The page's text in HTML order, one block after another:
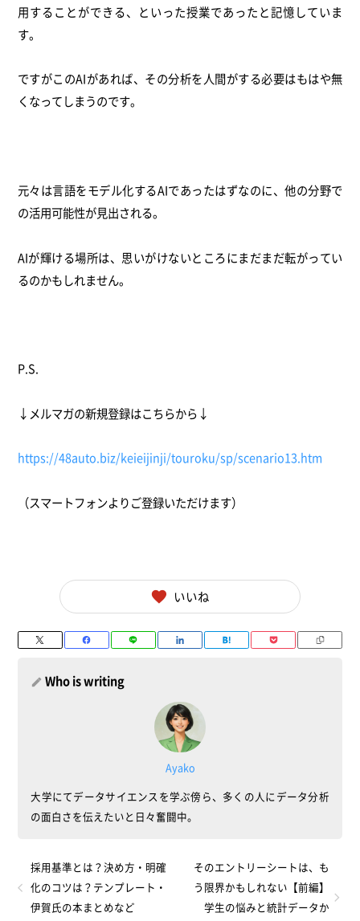
用することができる、といった授業であったと記憶していま
す。
ですがこのAIがあれば、その分析を人間がする必要はもはや無
くなってしまうのです。
元々は言語をモデル化するAIであったはずなのに、他の分野で
の活用可能性が見出される。
AIが輝ける場所は、思いがけないところにまだまだ転がってい
るのかもしれません。
P.S.
↓メルマガの新規登録はこちらから↓
https://48auto.biz/keieijinji/touroku/sp/scenario13.htm
（スマートフォンよりご登録いただけます）
いいね
Who is writing
Ayako
大学にてデータサイエンスを学ぶ傍ら、多くの人にデータ分析
の面白さを伝えたいと日々奮闘中。
そのエントリーシートは、も
う限界かもしれない【前編】
学生の悩みと統計データか
採用基準とは？決め方・明確
化のコツは？テンプレート・
伊賀氏の本まとめなど